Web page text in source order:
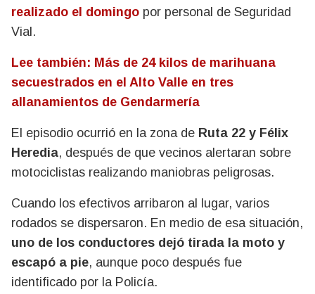
realizado el domingo por personal de Seguridad
Vial.
Lee también: Más de 24 kilos de marihuana
secuestrados en el Alto Valle en tres
allanamientos de Gendarmería
El episodio ocurrió en la zona de Ruta 22 y Félix
Heredia, después de que vecinos alertaran sobre
motociclistas realizando maniobras peligrosas.
Cuando los efectivos arribaron al lugar, varios
rodados se dispersaron. En medio de esa situación,
uno de los conductores dejó tirada la moto y
escapó a pie, aunque poco después fue
identificado por la Policía.